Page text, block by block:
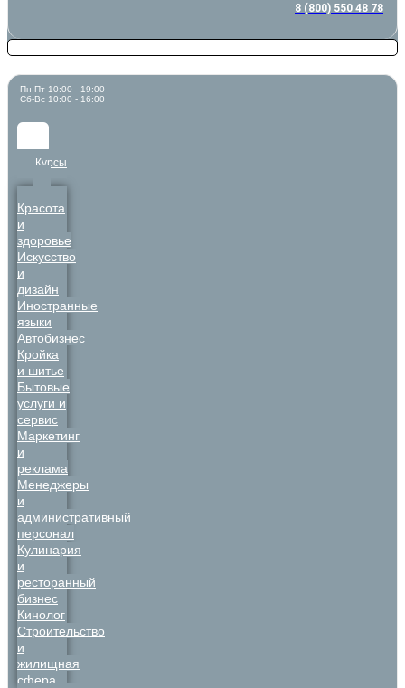
8 (800) 550 48 78
Пн-Пт 10:00 - 19:00
Сб-Вс 10:00 - 16:00
Курсы
Красота
и
здоровье
Искусство
и
дизайн
Иностранные
языки
Автобизнес
Кройка
и шитье
Бытовые
услуги и
сервис
Маркетинг
и
реклама
Менеджеры
и
административный
персонал
Кулинария
и
ресторанный
бизнес
Кинолог
Строительство
и
жилищная
сфера